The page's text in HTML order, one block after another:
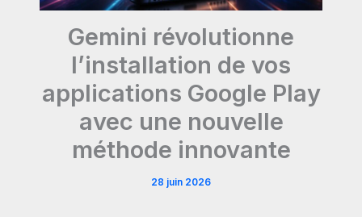
Gemini révolutionne
l’installation de vos
applications Google Play
avec une nouvelle
méthode innovante
28 juin 2026